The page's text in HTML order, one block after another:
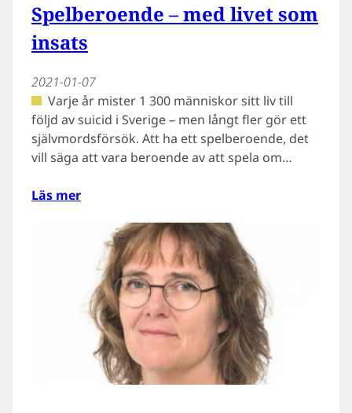
Spelberoende – med livet som
insats
2021-01-07
Varje år mister 1 300 människor sitt liv till
följd av suicid i Sverige – men långt fler gör ett
självmordsförsök. Att ha ett spelberoende, det
vill säga att vara beroende av att spela om…
Läs mer